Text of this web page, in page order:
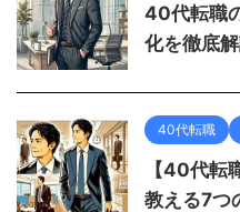
40代転職
化を徹底
40代転職
【40代転
教える7つ